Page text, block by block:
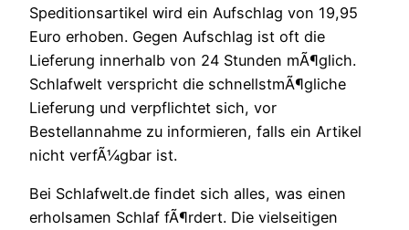
Speditionsartikel wird ein Aufschlag von 19,95
Euro erhoben. Gegen Aufschlag ist oft die
Lieferung innerhalb von 24 Stunden mÃ¶glich.
Schlafwelt verspricht die schnellstmÃ¶gliche
Lieferung und verpflichtet sich, vor
Bestellannahme zu informieren, falls ein Artikel
nicht verfÃ¼gbar ist.
Bei Schlafwelt.de findet sich alles, was einen
erholsamen Schlaf fÃ¶rdert. Die vielseitigen